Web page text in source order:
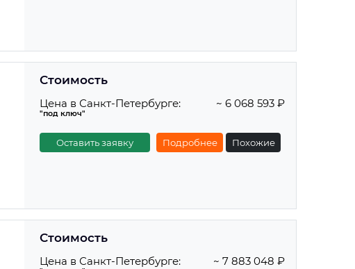
Стоимость
Цена в Санкт-Петербурге:
"под ключ"
~ 6 068 593 ₽
Оставить заявку Подробнее Похожие
Стоимость
Цена в Санкт-Петербурге: ~ 7 883 048 ₽